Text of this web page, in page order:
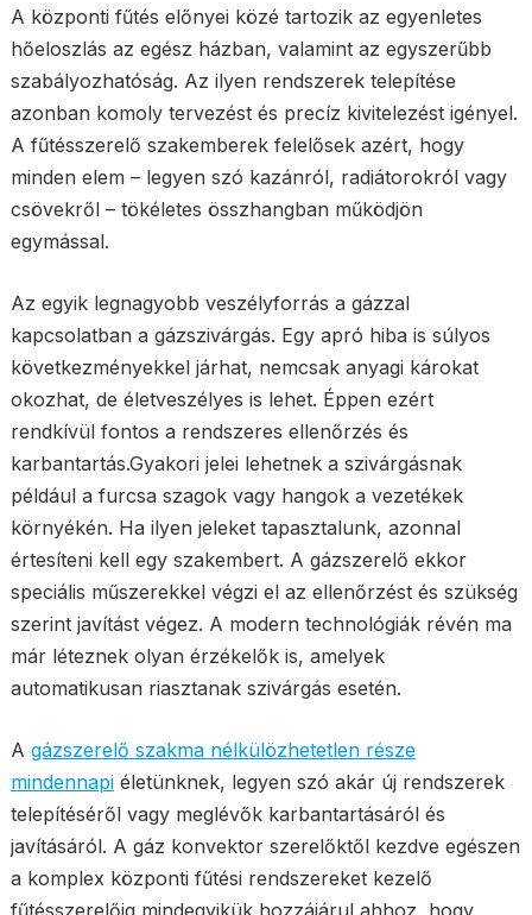
A központi fűtés előnyei közé tartozik az egyenletes
hőeloszlás az egész házban, valamint az egyszerűbb
szabályozhatóság. Az ilyen rendszerek telepítése
azonban komoly tervezést és precíz kivitelezést igényel.
A fűtésszerelő szakemberek felelősek azért, hogy
minden elem – legyen szó kazánról, radiátorokról vagy
csövekről – tökéletes összhangban működjön
egymással.
Az egyik legnagyobb veszélyforrás a gázzal
kapcsolatban a gázszivárgás. Egy apró hiba is súlyos
következményekkel járhat, nemcsak anyagi károkat
okozhat, de életveszélyes is lehet. Éppen ezért
rendkívül fontos a rendszeres ellenőrzés és
karbantartás.Gyakori jelei lehetnek a szivárgásnak
például a furcsa szagok vagy hangok a vezetékek
környékén. Ha ilyen jeleket tapasztalunk, azonnal
értesíteni kell egy szakembert. A gázszerelő ekkor
speciális műszerekkel végzi el az ellenőrzést és szükség
szerint javítást végez. A modern technológiák révén ma
már léteznek olyan érzékelők is, amelyek
automatikusan riasztanak szivárgás esetén.
A gázszerelő szakma nélkülözhetetlen része
mindennapiéletünknek, legyen szó akár új rendszerek
telepítéséről vagy meglévők karbantartásáról és
javításáról. A gáz konvektor szerelőktől kezdve egészen
a komplex központi fűtési rendszereket kezelő